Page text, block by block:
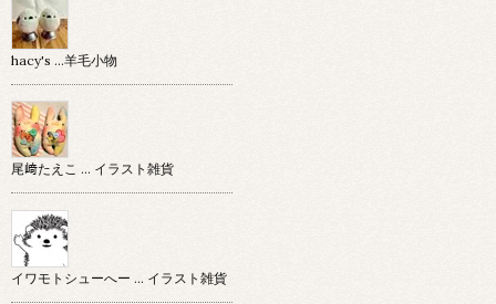
hacy's …羊毛小物
尾﨑たえこ … イラスト雑貨
イワモトシューへー … イラスト雑貨